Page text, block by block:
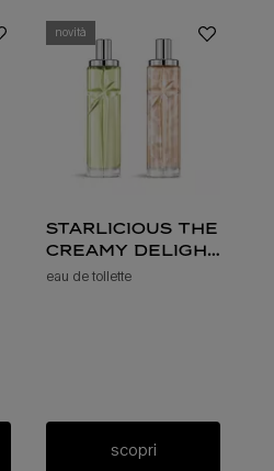
novità
starlicious the
creamy delight
bundle
eau de toilette
scopri